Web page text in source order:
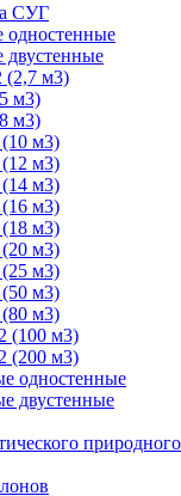
СУГ
одностенные
двустенные
(2,7 м3)
м3)
м3)
м3)
м3)
м3)
м3)
м3)
м3)
м3)
м3)
м3)
(100 м3)
(200 м3)
одностенные
двустенные
природного